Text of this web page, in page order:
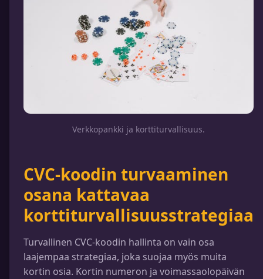
Verkkopankki ja korttiturvallisuus.
CVC-koodin turvaaminen
osana kattavaa
korttiturvallisuusstrategiaa
Turvallinen CVC-koodin hallinta on vain osa
laajempaa strategiaa, joka suojaa myös muita
kortin osia. Kortin numeron ja voimassaolopäivän